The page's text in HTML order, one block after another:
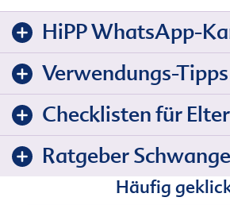
HiPP WhatsApp-
Verwendungs-Tipps
Checklisten für
Ratgeber
Häufig